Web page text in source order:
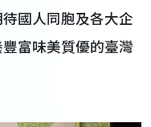
國人同胞及各大企
富味美質優的臺灣